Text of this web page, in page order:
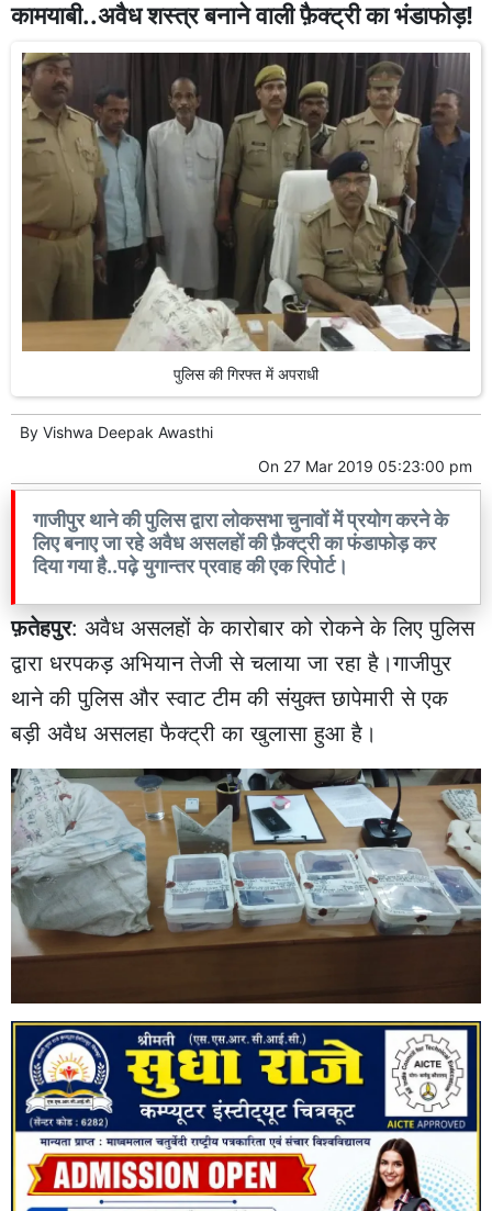
कामयाबी..अवैध शस्त्र बनाने वाली फ़ैक्ट्री का भंडाफोड़!
पुलिस की गिरफ्त में अपराधी
By Vishwa Deepak Awasthi
On 27 Mar 2019 05:23:00 pm
गाजीपुर थाने की पुलिस द्वारा लोकसभा चुनावों में प्रयोग करने के
लिए बनाए जा रहे अवैध असलहों की फ़ैक्ट्री का फंडाफोड़ कर
दिया गया है..पढ़े युगान्तर प्रवाह की एक रिपोर्ट।
फ़तेहपुर: अवैध असलहों के कारोबार को रोकने के लिए पुलिस
द्वारा धरपकड़ अभियान तेजी से चलाया जा रहा है।गाजीपुर
थाने की पुलिस और स्वाट टीम की संयुक्त छापेमारी से एक
बड़ी अवैध असलहा फैक्ट्री का खुलासा हुआ है।